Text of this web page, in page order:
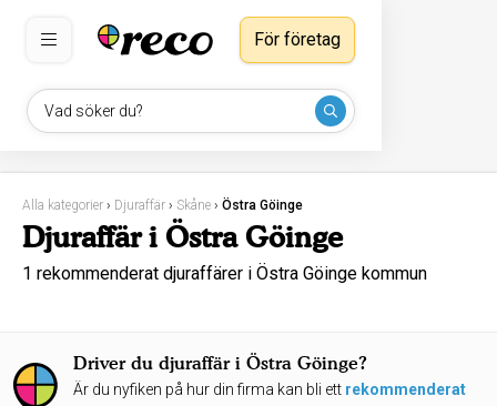
Vad söker du?
För företag
Alla kategorier › Djuraffär › Skåne › Östra Göinge
Djuraffär i Östra Göinge
1 rekommenderat djuraffärer i Östra Göinge kommun
Driver du djuraffär i Östra Göinge?
Är du nyfiken på hur din firma kan bli ett rekommenderat